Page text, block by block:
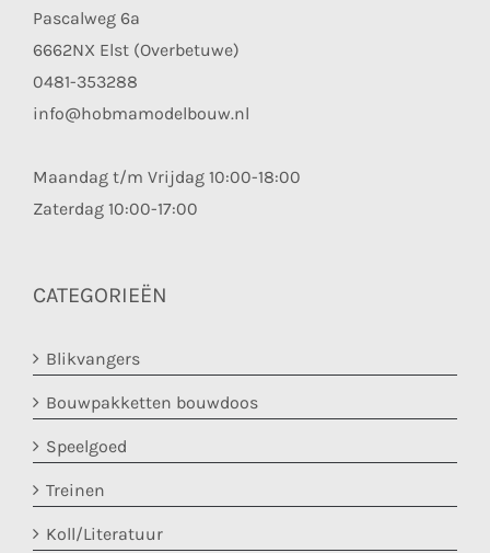
Pascalweg 6a
6662NX Elst (Overbetuwe)
0481-353288
info@hobmamodelbouw.nl
Maandag t/m Vrijdag 10:00-18:00
Zaterdag 10:00-17:00
CATEGORIEËN
Blikvangers
Bouwpakketten bouwdoos
Speelgoed
Treinen
Koll/Literatuur